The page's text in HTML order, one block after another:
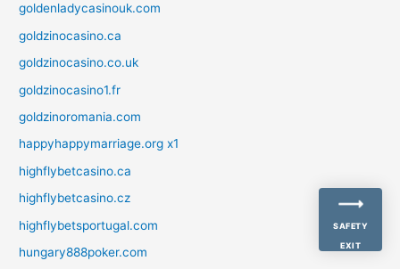
goldenladycasinouk.com
goldzinocasino.ca
goldzinocasino.co.uk
goldzinocasino1.fr
goldzinoromania.com
happyhappymarriage.org x1
highflybetcasino.ca
highflybetcasino.cz
highflybetsportugal.com
hungary888poker.com
SAFETY
EXIT